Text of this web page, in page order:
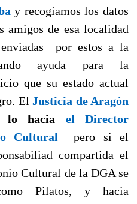
y recogíamos los datos
amigos de esa localidad
por estos a la
ayuda para la
que su estado actual
El Justicia de Aragón
lo hacia el Director
Cultural
pero si el
compartida el
Cultural de la DGA se
Pilatos, y hacia